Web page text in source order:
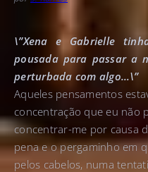
\”Xena e Gabrielle
pousada para passar a
perturbada com algo…\”
Aqueles pensamentos
concentração que eu não
concentrar-me por causa
pena e o pergaminho em
pelos cabelos, numa